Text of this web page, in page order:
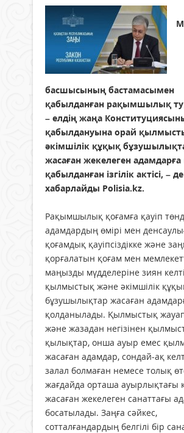
басшысының бастамасымен
қабылданған рақымшылық
– елдің жаңа
қабылдануына орай
әкімшілік құқық
жасаған жекелеген
қабылданған ізгілік актісі, –
хабарлайды Polisia.kz.
Рақымшылық қоғамға қауіп
адамдардың өмірі мен
қоғамдық қауіпсіздікке және
қорғалатын қоғам мен
маңызды мүдделеріне зиян
қылмыстық және әкімшілік
бұзушылықтар жасаған
қолданылады. Қылмыстық
және жазадан негізінен
қылықтар, онша ауыр емес
жасаған адамдар, сондай-ақ
залал болмаған немесе толық
жағдайда орташа ауырлықтағы
жасаған жекелеген санаттағы
босатылады. Заңға сәйкес,
сотталғандардың белгілі бір